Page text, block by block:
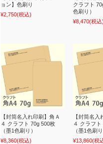
ョン】色刷り
¥2,750(税込)
クラフト
色刷り）
¥8,470(税込
【封筒名入れ印刷】角Ａ
４ クラフト 70g 500枚
（墨1色刷り）
¥8,360(税込)
【封筒名入
４ クラフ
（墨1色刷
¥13,860(税